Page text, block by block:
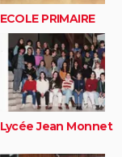
ECOLE PRIMAIRE
Lycée Jean Monnet